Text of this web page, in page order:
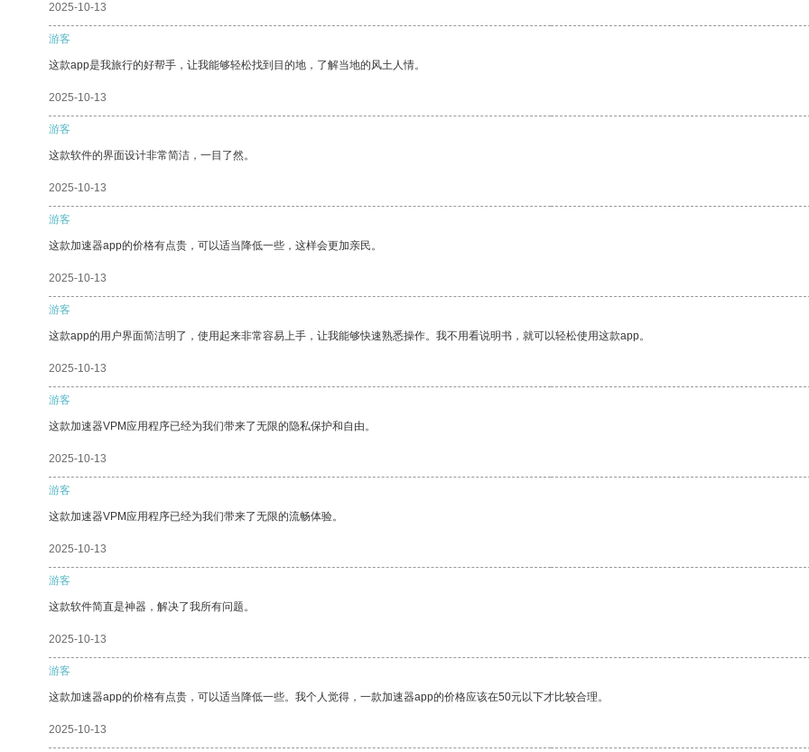
2025-10-13
游客
这款app是我旅行的好帮手，让我能够轻松找到目的地，了解当地的风土人情。
2025-10-13
游客
这款软件的界面设计非常简洁，一目了然。
2025-10-13
游客
这款加速器app的价格有点贵，可以适当降低一些，这样会更加亲民。
2025-10-13
游客
这款app的用户界面简洁明了，使用起来非常容易上手，让我能够快速熟悉操作。我不用看说明书，就可以轻松使用这款app。
2025-10-13
游客
这款加速器VPM应用程序已经为我们带来了无限的隐私保护和自由。
2025-10-13
游客
这款加速器VPM应用程序已经为我们带来了无限的流畅体验。
2025-10-13
游客
这款软件简直是神器，解决了我所有问题。
2025-10-13
游客
这款加速器app的价格有点贵，可以适当降低一些。我个人觉得，一款加速器app的价格应该在50元以下才比较合理。
2025-10-13